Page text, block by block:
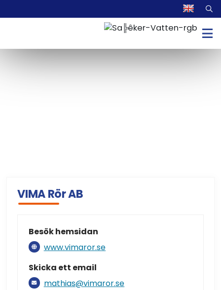
VIMA Rör AB
Besök hemsidan
www.vimaror.se
Skicka ett email
mathias@vimaror.se